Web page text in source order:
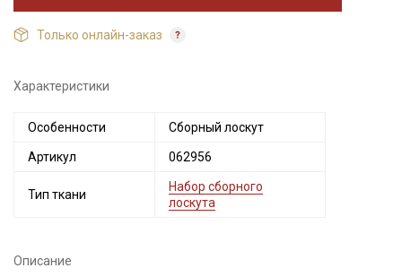
Только онлайн-заказ
Характеристики
Особенности Сборный лоскут
Артикул 062956
Тип ткани
Набор сборного
лоскута
Описание
промокоды и скидки до 30% на узкие
категории тканей